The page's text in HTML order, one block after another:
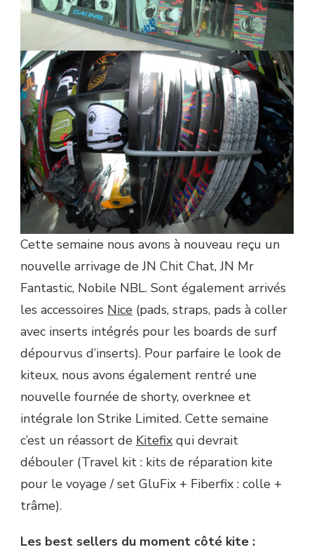
Cette semaine nous avons à nouveau reçu un
nouvelle arrivage de JN Chit Chat, JN Mr
Fantastic, Nobile NBL. Sont également arrivés
les accessoires Nice (pads, straps, pads à coller
avec inserts intégrés pour les boards de surf
dépourvus d’inserts). Pour parfaire le look de
kiteux, nous avons également rentré une
nouvelle fournée de shorty, overknee et
intégrale Ion Strike Limited. Cette semaine
c’est un réassort de Kitefix qui devrait
débouler (Travel kit : kits de réparation kite
pour le voyage / set GluFix + Fiberfix : colle +
trâme).
Les best sellers du moment côté kite :